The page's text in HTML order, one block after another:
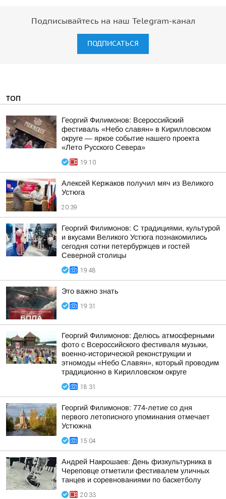
Подписывайтесь на наш Telegram-канал
ПОДПИСАТЬСЯ
ТОП
Георгий Филимонов: Всероссийский
фестиваль «Небо славян» в Кирилловском
округе — яркое событие нашего проекта
«Лето Русского Севера»
19:10
Алексей Кержаков получил мяч из Великого
Устюга
20:39
Георгий Филимонов: С традициями, культурой
и вкусами Великого Устюга познакомились
сегодня сотни петербуржцев и гостей
Северной столицы
19:48
Это важно знать
19:31
Георгий Филимонов: Делюсь атмосферными
фото с Всероссийского фестиваля музыки,
военно-исторической реконструкции и
этномоды «Небо Славян», который проводим
традиционно в Кирилловском округе
18:31
Георгий Филимонов: 774-летие со дня
первого летописного упоминания отмечает
Устюжна
15:04
Андрей Накрошаев: День физкультурника в
Череповце отметили фестивалем уличных
танцев и соревнованиями по баскетболу
20:33